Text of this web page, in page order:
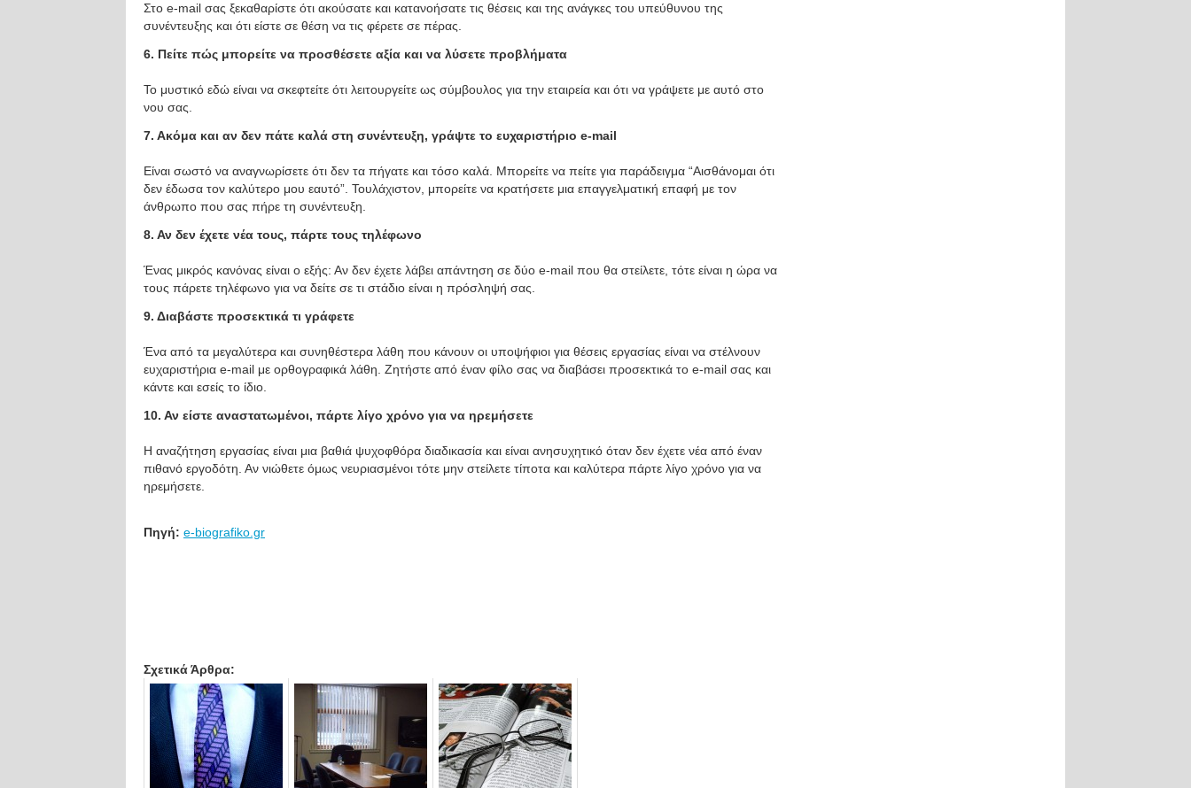
Στο e-mail σας ξεκαθαρίστε ότι ακούσατε και κατανοήσατε τις θέσεις και της ανάγκες του υπεύθυνου της
συνέντευξης και ότι είστε σε θέση να τις φέρετε σε πέρας.
6. Πείτε πώς μπορείτε να προσθέσετε αξία και να λύσετε προβλήματα
Το μυστικό εδώ είναι να σκεφτείτε ότι λειτουργείτε ως σύμβουλος για την εταιρεία και ότι να γράψετε με αυτό στο
νου σας.
7. Ακόμα και αν δεν πάτε καλά στη συνέντευξη, γράψτε το ευχαριστήριο e-mail
Είναι σωστό να αναγνωρίσετε ότι δεν τα πήγατε και τόσο καλά. Μπορείτε να πείτε για παράδειγμα “Αισθάνομαι ότι
δεν έδωσα τον καλύτερο μου εαυτό”. Τουλάχιστον, μπορείτε να κρατήσετε μια επαγγελματική επαφή με τον
άνθρωπο που σας πήρε τη συνέντευξη.
8. Αν δεν έχετε νέα τους, πάρτε τους τηλέφωνο
Ένας μικρός κανόνας είναι ο εξής: Αν δεν έχετε λάβει απάντηση σε δύο e-mail που θα στείλετε, τότε είναι η ώρα να
τους πάρετε τηλέφωνο για να δείτε σε τι στάδιο είναι η πρόσληψή σας.
9. Διαβάστε προσεκτικά τι γράφετε
Ένα από τα μεγαλύτερα και συνηθέστερα λάθη που κάνουν οι υποψήφιοι για θέσεις εργασίας είναι να στέλνουν
ευχαριστήρια e-mail με ορθογραφικά λάθη. Ζητήστε από έναν φίλο σας να διαβάσει προσεκτικά το e-mail σας και
κάντε και εσείς το ίδιο.
10. Αν είστε αναστατωμένοι, πάρτε λίγο χρόνο για να ηρεμήσετε
Η αναζήτηση εργασίας είναι μια βαθιά ψυχοφθόρα διαδικασία και είναι ανησυχητικό όταν δεν έχετε νέα από έναν
πιθανό εργοδότη. Αν νιώθετε όμως νευριασμένοι τότε μην στείλετε τίποτα και καλύτερα πάρτε λίγο χρόνο για να
ηρεμήσετε.
Πηγή: e-biografiko.gr
Σχετικά Άρθρα: